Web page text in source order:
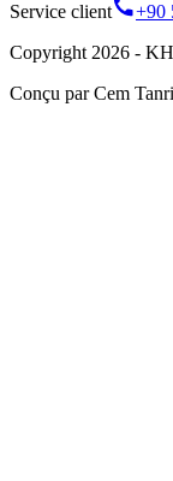
Service client
+90
Copyright 2026 -
Conçu par Cem